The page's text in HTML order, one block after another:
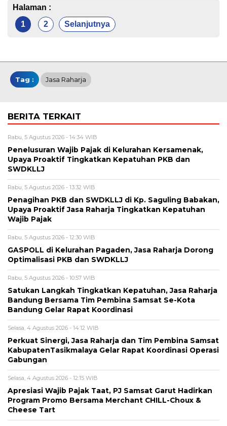
Halaman :
1
2 Selanjutnya
Tag : Jasa Raharja
BERITA TERKAIT
Rabu, 5 Agustus 2026 - 14:34 WIB
Penelusuran Wajib Pajak di Kelurahan Kersamenak,
Upaya Proaktif Tingkatkan Kepatuhan PKB dan
SWDKLLJ
Rabu, 5 Agustus 2026 - 13:32 WIB
Penagihan PKB dan SWDKLLJ di Kp. Saguling Babakan,
Upaya Proaktif Jasa Raharja Tingkatkan Kepatuhan
Wajib Pajak
Rabu, 5 Agustus 2026 - 12:30 WIB
GASPOLL di Kelurahan Pagaden, Jasa Raharja Dorong
Optimalisasi PKB dan SWDKLLJ
Rabu, 5 Agustus 2026 - 10:57 WIB
Satukan Langkah Tingkatkan Kepatuhan, Jasa Raharja
Bandung Bersama Tim Pembina Samsat Se-Kota
Bandung Gelar Rapat Koordinasi
Selasa, 4 Agustus 2026 - 14:12 WIB
Perkuat Sinergi, Jasa Raharja dan Tim Pembina Samsat
KabupatenTasikmalaya Gelar Rapat Koordinasi Operasi
Gabungan
Selasa, 4 Agustus 2026 - 12:15 WIB
Apresiasi Wajib Pajak Taat, PJ Samsat Garut Hadirkan
Program Promo Bersama Merchant CHILL-Choux &
Cheese Tart